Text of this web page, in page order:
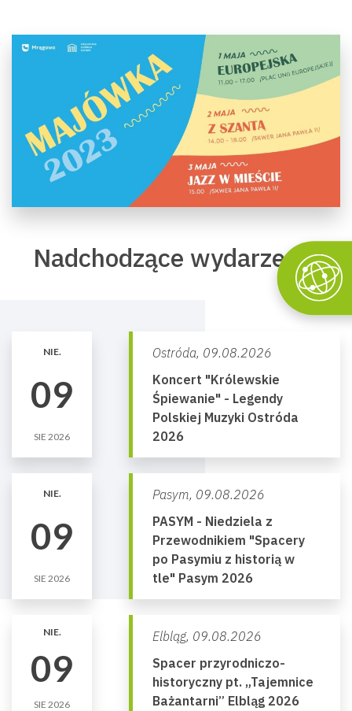
Nadchodzące wydarzenia
NIE.
09
SIE 2026
Ostróda, 09.08.2026
Koncert "Królewskie
Śpiewanie" - Legendy
Polskiej Muzyki Ostróda
2026
NIE.
09
SIE 2026
Pasym, 09.08.2026
PASYM - Niedziela z
Przewodnikiem "Spacery
po Pasymiu z historią w
tle" Pasym 2026
NIE.
09
SIE 2026
Elbląg, 09.08.2026
Spacer przyrodniczo-
historyczny pt. „Tajemnice
Bażantarni” Elbląg 2026